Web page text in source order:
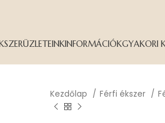
ÜZLETEINKINFORMÁCIÓKGYAKORI
Kezdőlap Férfi ékszer